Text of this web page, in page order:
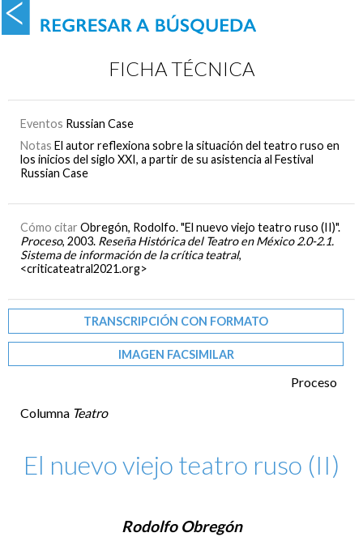
FICHA TÉCNICA
Eventos Russian Case
Notas El autor reflexiona sobre la situación del teatro ruso en
los inicios del siglo XXI, a partir de su asistencia al Festival
Russian Case
Cómo citar Obregón, Rodolfo. "El nuevo viejo teatro ruso (II)".
Proceso, 2003. Reseña Histórica del Teatro en México 2.0-2.1.
Sistema de información de la crítica teatral,
<criticateatral2021.org>
TRANSCRIPCIÓN CON FORMATO
IMAGEN FACSIMILAR
Proceso
Columna Teatro
El nuevo viejo teatro ruso (II)
Rodolfo Obregón